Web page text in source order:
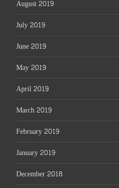
August 2019
July 2019
June 2019
May 2019
April 2019
March 2019
February 2019
January 2019
December 2018